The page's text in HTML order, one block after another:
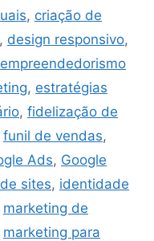
, criação de
, design responsivo,
empreendedorismo
, estratégias
, fidelização de
funil de vendas,
Ads, Google
sites, identidade
marketing de
marketing para